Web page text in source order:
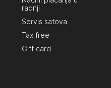
radnji
Servis satova
Tax free
Gift card